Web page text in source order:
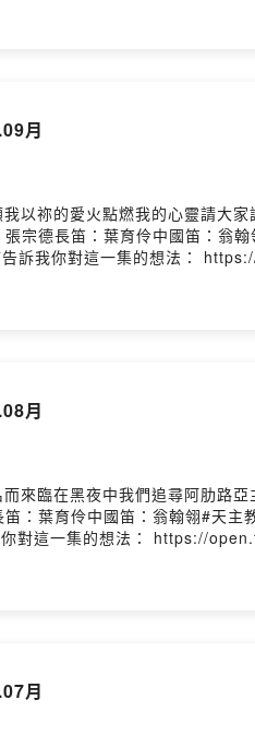
月
以祢的愛火點燃我的心靈請大
張宗德長笛：葉育伶中國笛：
訴我你對這一集的想法：
月
來臨在黑夜中我們追尋阿肋路
笛：葉育伶中國笛：翁翰翎#
對這一集的想法： https://
月